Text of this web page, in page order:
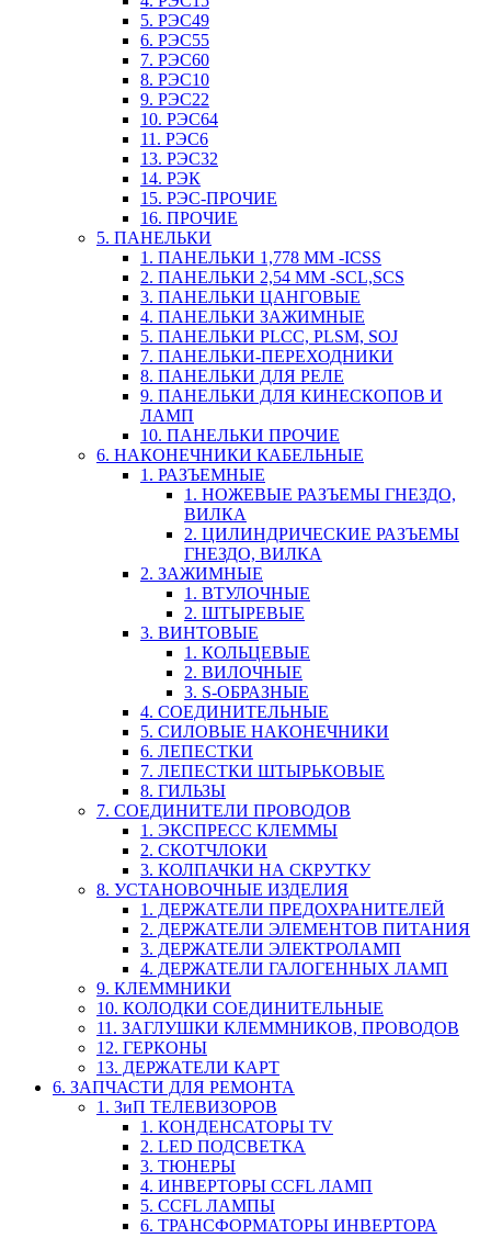
5. РЭС49
6. РЭС55
7. РЭС60
8. РЭС10
9. РЭС22
10. РЭС64
11. РЭС6
13. РЭС32
14. РЭК
15. РЭС-ПРОЧИЕ
16. ПРОЧИЕ
5. ПАНЕЛЬКИ
1. ПАНЕЛЬКИ 1,778 ММ -ICSS
2. ПАНЕЛЬКИ 2,54 ММ -SCL,SCS
3. ПАНЕЛЬКИ ЦАНГОВЫЕ
4. ПАНЕЛЬКИ ЗАЖИМНЫЕ
5. ПАНЕЛЬКИ PLCC, PLSM, SOJ
7. ПАНЕЛЬКИ-ПЕРЕХОДНИКИ
8. ПАНЕЛЬКИ ДЛЯ РЕЛЕ
9. ПАНЕЛЬКИ ДЛЯ КИНЕСКОПОВ И
ЛАМП
10. ПАНЕЛЬКИ ПРОЧИЕ
6. НАКОНЕЧНИКИ КАБЕЛЬНЫЕ
1. РАЗЪЕМНЫЕ
1. НОЖЕВЫЕ РАЗЪЕМЫ ГНЕЗДО,
ВИЛКА
2. ЦИЛИНДРИЧЕСКИЕ РАЗЪЕМЫ
ГНЕЗДО, ВИЛКА
2. ЗАЖИМНЫЕ
1. ВТУЛОЧНЫЕ
2. ШТЫРЕВЫЕ
3. ВИНТОВЫЕ
1. КОЛЬЦЕВЫЕ
2. ВИЛОЧНЫЕ
3. S-ОБРАЗНЫЕ
4. СОЕДИНИТЕЛЬНЫЕ
5. СИЛОВЫЕ НАКОНЕЧНИКИ
6. ЛЕПЕСТКИ
7. ЛЕПЕСТКИ ШТЫРЬКОВЫЕ
8. ГИЛЬЗЫ
7. СОЕДИНИТЕЛИ ПРОВОДОВ
1. ЭКСПРЕСС КЛЕММЫ
2. СКОТЧЛОКИ
3. КОЛПАЧКИ НА СКРУТКУ
8. УСТАНОВОЧНЫЕ ИЗДЕЛИЯ
1. ДЕРЖАТЕЛИ ПРЕДОХРАНИТЕЛЕЙ
2. ДЕРЖАТЕЛИ ЭЛЕМЕНТОВ ПИТАНИЯ
3. ДЕРЖАТЕЛИ ЭЛЕКТРОЛАМП
4. ДЕРЖАТЕЛИ ГАЛОГЕННЫХ ЛАМП
9. КЛЕММНИКИ
10. КОЛОДКИ СОЕДИНИТЕЛЬНЫЕ
11. ЗАГЛУШКИ КЛЕММНИКОВ, ПРОВОДОВ
12. ГЕРКОНЫ
13. ДЕРЖАТЕЛИ КАРТ
6. ЗАПЧАСТИ ДЛЯ РЕМОНТА
1. ЗиП ТЕЛЕВИЗОРОВ
1. КОНДЕНСАТОРЫ TV
2. LED ПОДСВЕТКА
3. ТЮНЕРЫ
4. ИНВЕРТОРЫ CCFL ЛАМП
5. CCFL ЛАМПЫ
6. ТРАНСФОРМАТОРЫ ИНВЕРТОРА